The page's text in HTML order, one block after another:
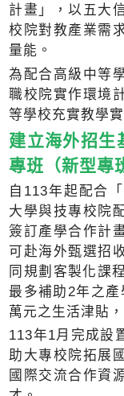
計畫」，以五大
校院對教產業需
量能。
為配合高級中等
職校院實作環境
等學校充實教學
建立海外招生
專班（新型專
自113年起配合
大學與技專校院
簽訂產學合作計
可赴海外甄選招
同規劃客製化課
最多補助2年之
萬元之生活津貼
113年1月完成設
助大專校院拓展
國際交流合作資